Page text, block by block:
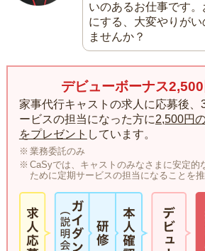
いのあるお仕事です
にする、大変やりが
ませんか？
デビューボーナス
家事代行キャストの求人に応募後、
ービスの担当になった方に2,500円
をプレゼント しています。
業務委託のみ
CaSyでは、キャストのみなさまに安定的
ために定期サービスの担当になることを推